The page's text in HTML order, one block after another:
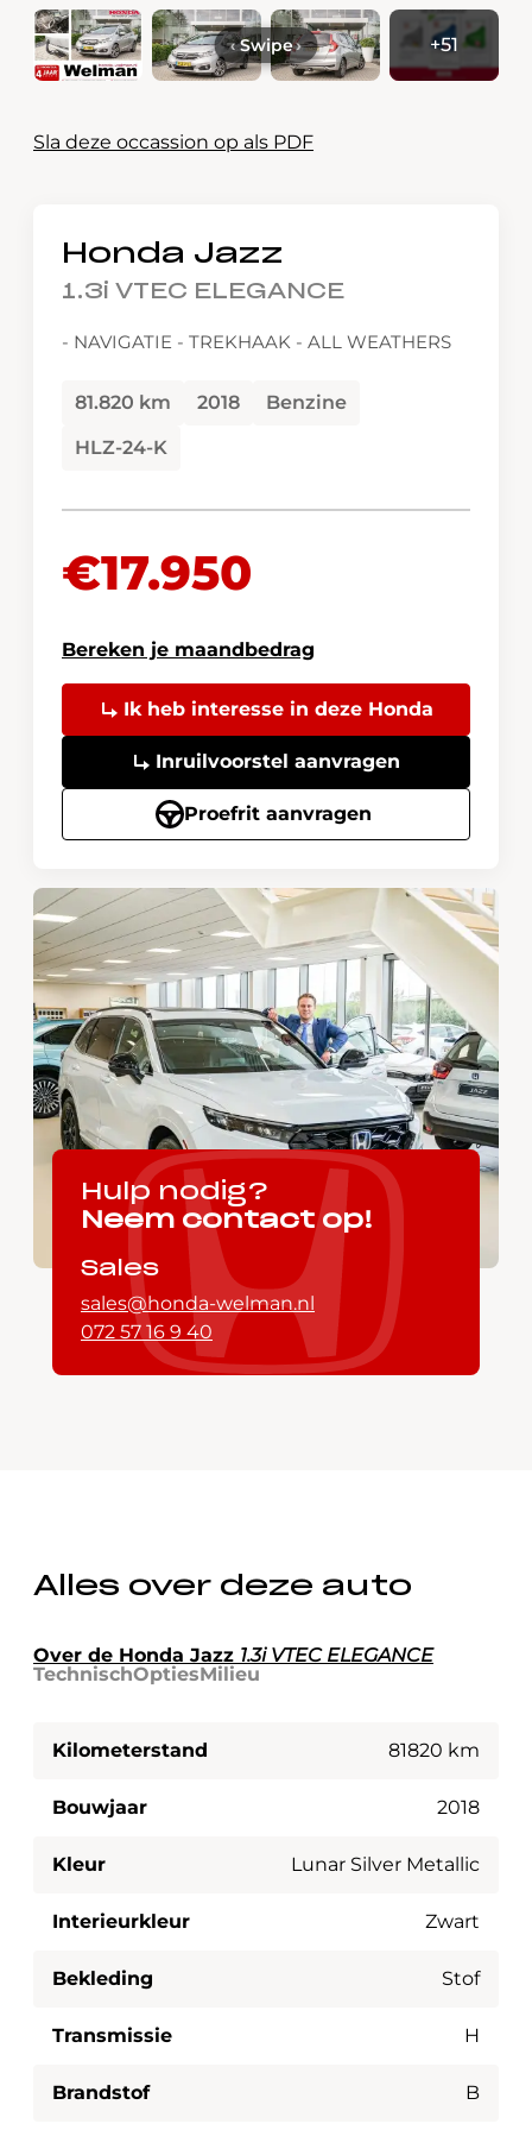
+51
‹Swipe›
Sla deze occassion op als PDF
Honda Jazz
1.3i VTEC ELEGANCE
- NAVIGATIE - TREKHAAK - ALL WEATHERS
81.820 km 2018
Benzine
HLZ-24-K
€17.950
Bereken je maandbedrag
Ik heb interesse in deze Honda
Inruilvoorstel aanvragen
Proefrit aanvragen
Hulp nodig?
Neem contact op!
Sales
sales@honda-welman.nl
072 57 16 9 40
Alles over deze auto
Over de Honda Jazz 1.3i VTEC ELEGANCE
TechnischOptiesMilieu
Kilometerstand 81820 km
Bouwjaar 2018
Kleur Lunar Silver Metallic
Interieurkleur Zwart
Bekleding Stof
Transmissie H
Brandstof B